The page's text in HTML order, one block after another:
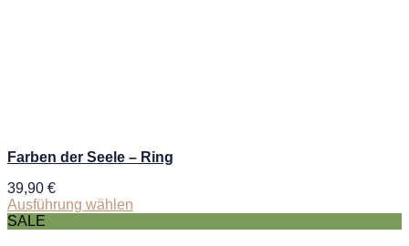
Farben der Seele – Ring
39,90 €
Ausführung wählen
SALE